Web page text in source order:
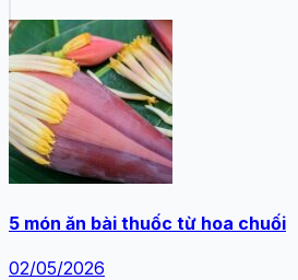
5 món ăn bài thuốc từ hoa chuối
02/05/2026